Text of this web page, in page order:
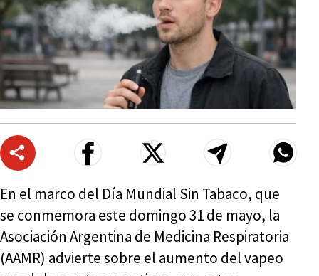
En el marco del Día Mundial Sin Tabaco, que
se conmemora este domingo 31 de mayo, la
Asociación Argentina de Medicina Respiratoria
(AAMR) advierte sobre el aumento del vapeo